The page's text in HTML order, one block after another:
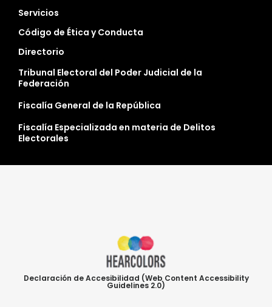
Servicios
Código de Ética y Conducta
Directorio
Tribunal Electoral del Poder Judicial de la
Federación
Fiscalía General de la República
Fiscalía Especializada en materia de Delitos
Electorales
Declaración de Accesibilidad (Web Content Accessibility
Guidelines 2.0)